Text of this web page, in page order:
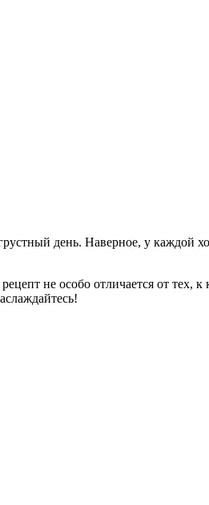
день. Наверное, у каждой
не особо отличается от